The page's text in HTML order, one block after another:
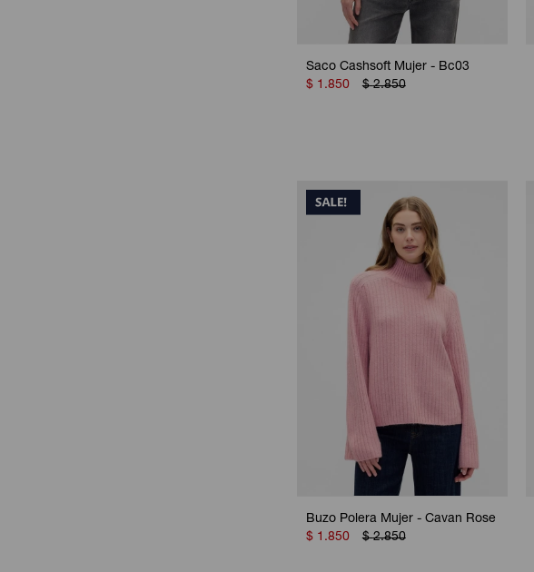
Saco Cashsoft Mujer - Bc03
$ 1.850 $ 2.850
Buzo Polera Mujer - Cavan Rose
$ 1.850 $ 2.850